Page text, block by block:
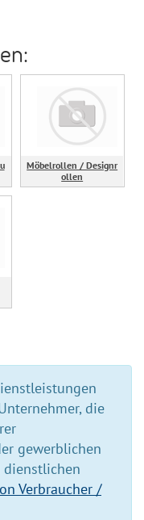
Möbelrollen / Designr
ollen
die
gewerblichen
Verbraucher /